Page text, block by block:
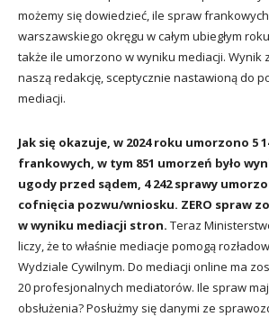
możemy się dowiedzieć, ile spraw
warszawskiego okręgu w całym ubiegłym
także ile umorzono w wyniku mediacji. Wynik
naszą redakcję, sceptycznie nastawioną do
mediacji.
Jak się okazuje, w 2024 roku umorzono 5
frankowych, w tym 851 umorzeń było
ugody przed sądem, 4 242 sprawy
cofnięcia pozwu/wniosku. ZERO spraw
w wyniku mediacji stron. Teraz
liczy, że to właśnie mediacje pomogą
Wydziale Cywilnym. Do mediacji online ma
20 profesjonalnych mediatorów. Ile spraw
obsłużenia? Posłużmy się danymi ze